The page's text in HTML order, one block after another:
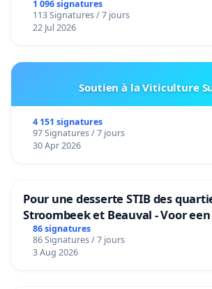
1 096 signatures
113 Signatures / 7 jours
22 Jul 2026
Soutien à la Viticulture
4 151 signatures
97 Signatures / 7 jours
30 Apr 2026
Pour une desserte STIB des
Stroombeek et Beauval - Voor
bediening van de wijken
Voor
86 signatures
86 Signatures / 7 jours
3 Aug 2026